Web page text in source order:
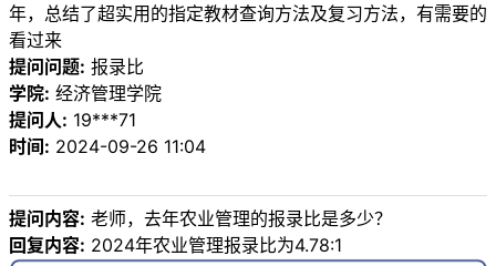
年，总结了超实用的指定教材查询方法及复习方法，有需要的
看过来
提问问题: 报录比
学院: 经济管理学院
提问人: 19***71
时间: 2024-09-26 11:04
提问内容: 老师，去年农业管理的报录比是多少？
回复内容: 2024年农业管理报录比为4.78:1